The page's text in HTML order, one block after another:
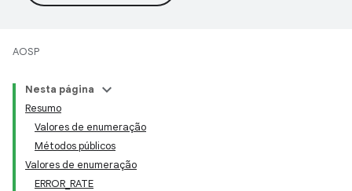
AOSP
Nesta página
Resumo
Valores de enumeração
Métodos públicos
Valores de enumeração
ERROR_RATE